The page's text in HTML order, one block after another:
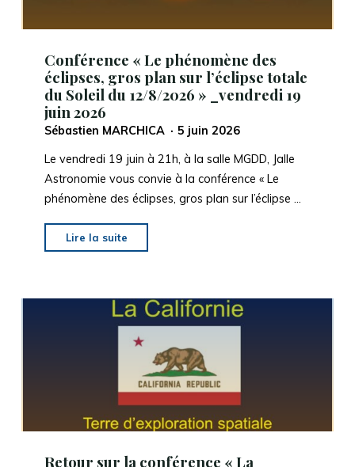
Conférence « Le phénomène des
éclipses, gros plan sur l’éclipse totale
du Soleil du 12/8/2026 » _vendredi 19
juin 2026
Sébastien MARCHICA
5 juin 2026
Le vendredi 19 juin à 21h, à la salle MGDD, Jalle
Astronomie vous convie à la conférence « Le
phénomène des éclipses, gros plan sur l’éclipse …
Lire la suite
« Le
des
éclipses,
gros
sur
l’éclipse
totale
du
Retour sur la conférence « La